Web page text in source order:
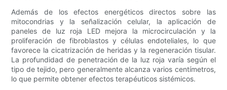
Además de los efectos energéticos directos sobre las
mitocondrias y la señalización celular, la aplicación de
paneles de luz roja LED mejora la microcirculación y la
proliferación de fibroblastos y células endoteliales, lo que
favorece la cicatrización de heridas y la regeneración tisular.
La profundidad de penetración de la luz roja varía según el
tipo de tejido, pero generalmente alcanza varios centímetros,
lo que permite obtener efectos terapéuticos sistémicos.